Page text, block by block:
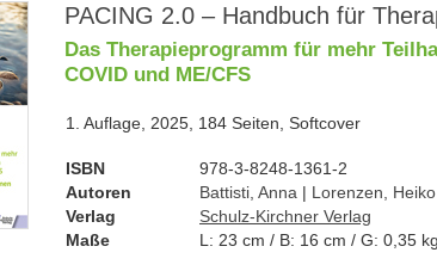
PACING 2.0 – Handbuch für
Das Therapieprogramm für mehr
COVID und ME/CFS
1. Auflage, 2025, 184 Seiten, Softcover
ISBN
978-3-8248-1361-2
Autoren
Battisti, Anna | Lorenzen, Heiko
Verlag
Schulz-Kirchner Verlag
Maße
L: 23 cm / B: 16 cm / G: 0,35 kg